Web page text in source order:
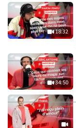
18:32
34:50